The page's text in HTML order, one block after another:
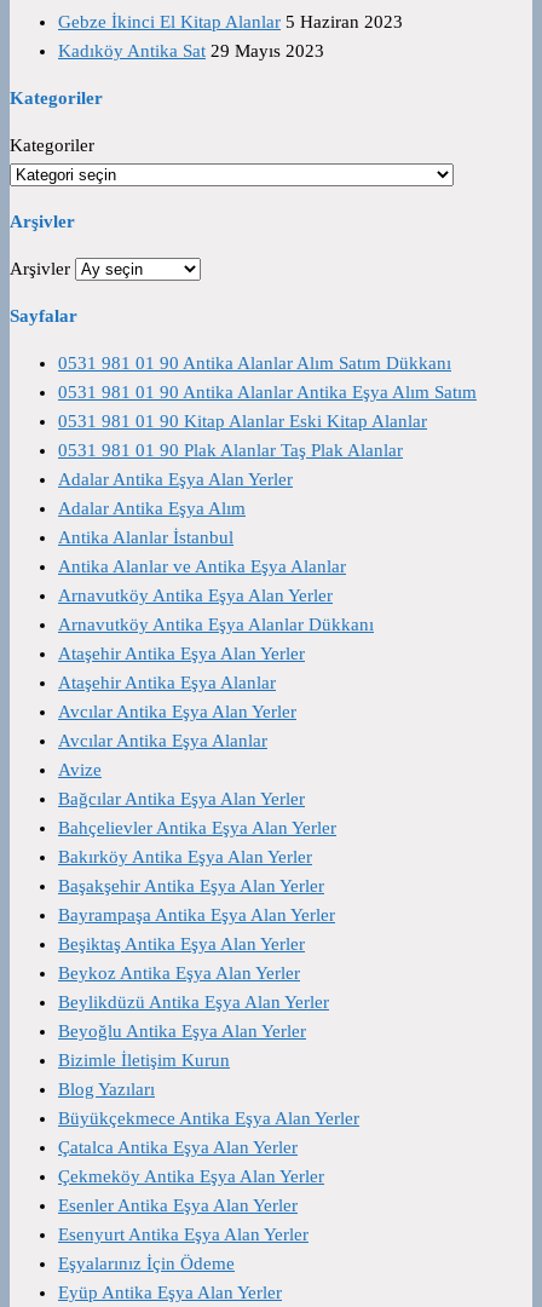
Gebze İkinci El Kitap Alanlar 5 Haziran 2023
Kadıköy Antika Sat 29 Mayıs 2023
Kategoriler
Kategoriler
Arşivler
Arşivler
Sayfalar
0531 981 01 90 Antika Alanlar Alım Satım Dükkanı
0531 981 01 90 Antika Alanlar Antika Eşya Alım Satım
0531 981 01 90 Kitap Alanlar Eski Kitap Alanlar
0531 981 01 90 Plak Alanlar Taş Plak Alanlar
Adalar Antika Eşya Alan Yerler
Adalar Antika Eşya Alım
Antika Alanlar İstanbul
Antika Alanlar ve Antika Eşya Alanlar
Arnavutköy Antika Eşya Alan Yerler
Arnavutköy Antika Eşya Alanlar Dükkanı
Ataşehir Antika Eşya Alan Yerler
Ataşehir Antika Eşya Alanlar
Avcılar Antika Eşya Alan Yerler
Avcılar Antika Eşya Alanlar
Avize
Bağcılar Antika Eşya Alan Yerler
Bahçelievler Antika Eşya Alan Yerler
Bakırköy Antika Eşya Alan Yerler
Başakşehir Antika Eşya Alan Yerler
Bayrampaşa Antika Eşya Alan Yerler
Beşiktaş Antika Eşya Alan Yerler
Beykoz Antika Eşya Alan Yerler
Beylikdüzü Antika Eşya Alan Yerler
Beyoğlu Antika Eşya Alan Yerler
Bizimle İletişim Kurun
Blog Yazıları
Büyükçekmece Antika Eşya Alan Yerler
Çatalca Antika Eşya Alan Yerler
Çekmeköy Antika Eşya Alan Yerler
Esenler Antika Eşya Alan Yerler
Esenyurt Antika Eşya Alan Yerler
Eşyalarınız İçin Ödeme
Eyüp Antika Eşya Alan Yerler